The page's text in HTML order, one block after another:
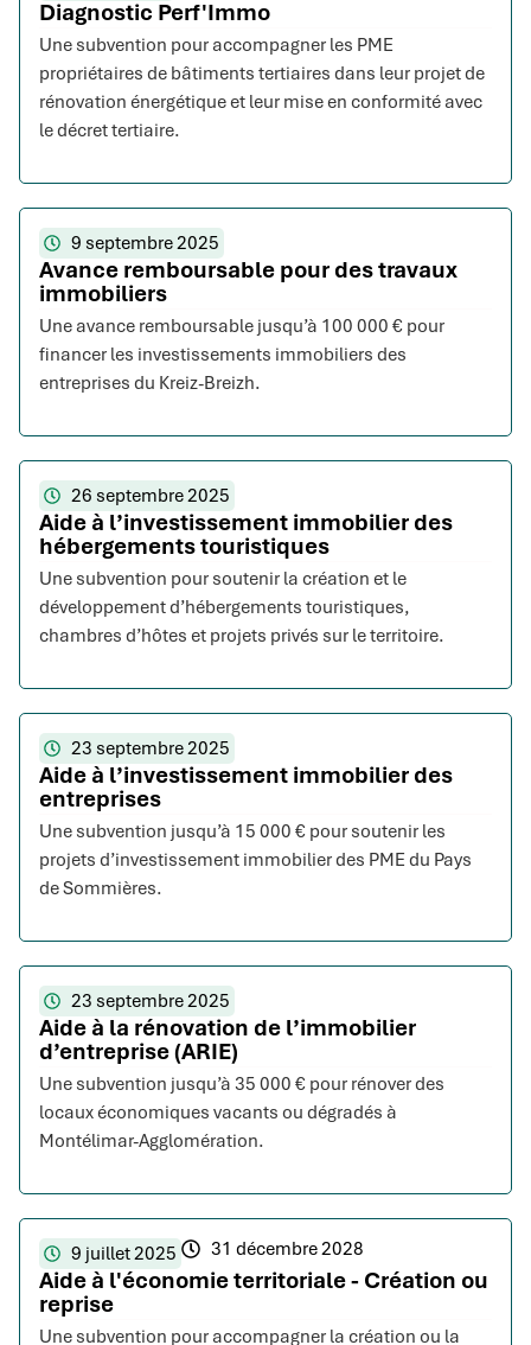
Diagnostic Perf'Immo
Une subvention pour accompagner les PME
propriétaires de bâtiments tertiaires dans leur projet de
rénovation énergétique et leur mise en conformité avec
le décret tertiaire.
9 septembre 2025
Avance remboursable pour des travaux
immobiliers
Une avance remboursable jusqu’à 100 000 € pour
financer les investissements immobiliers des
entreprises du Kreiz-Breizh.
26 septembre 2025
Aide à l’investissement immobilier des
hébergements touristiques
Une subvention pour soutenir la création et le
développement d’hébergements touristiques,
chambres d’hôtes et projets privés sur le territoire.
23 septembre 2025
Aide à l’investissement immobilier des
entreprises
Une subvention jusqu’à 15 000 € pour soutenir les
projets d’investissement immobilier des PME du Pays
de Sommières.
23 septembre 2025
Aide à la rénovation de l’immobilier
d’entreprise (ARIE)
Une subvention jusqu’à 35 000 € pour rénover des
locaux économiques vacants ou dégradés à
Montélimar-Agglomération.
9 juillet 2025 31 décembre 2028
Aide à l'économie territoriale - Création ou
reprise
Une subvention pour accompagner la création ou la